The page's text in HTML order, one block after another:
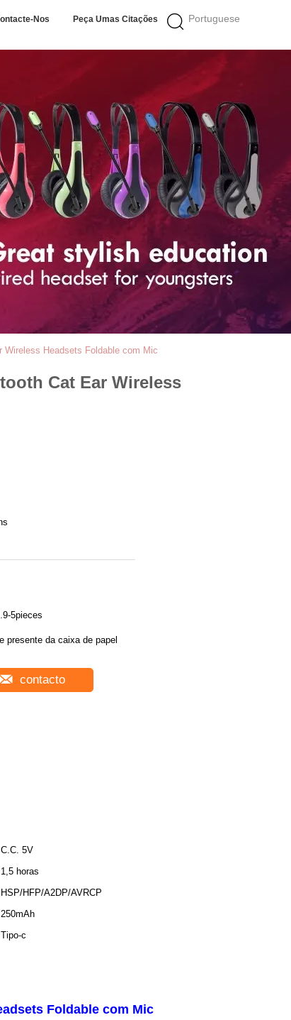
Portuguese
Nos Peça Umas Citações
Headsets Foldable com Mic
Cat Ear Wireless
5pieces
presente da caixa de papel
contacto
C.C. 5V
1,5 horas
HSP/HFP/A2DP/AVRCP
250mAh
Tipo-c
Foldable com Mic